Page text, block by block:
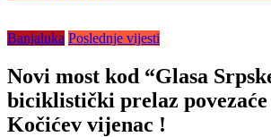
Banjaluka Poslednje vijesti
Novi most kod “Glasa
biciklistički prelaz
Kočićev vijenac !